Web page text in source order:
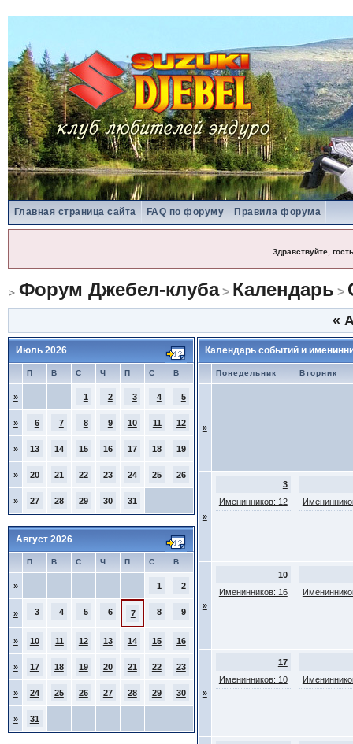
Главная страница сайта FAQ по форуму Правила форума
Здравствуйте, гость
Форум Джебел-клуба> Календарь >
«
Июль 2026
П В С Ч П С В
» 1 2 3 4 5
» 6 7 8 9 10 11 12
» 13 14 15 16 17 18 19
» 20 21 22 23 24 25 26
» 27 28 29 30 31
Август 2026
П В С Ч П С В
» 1 2
» 3 4 5 6 7 8 9
» 10 11 12 13 14 15 16
» 17 18 19 20 21 22 23
» 24 25 26 27 28 29 30
» 31
Календарь событий и
Понедельник Вторник
»
»
3
Именинников: 12
»
10
Именинников: 16
»
17
Именинников: 10